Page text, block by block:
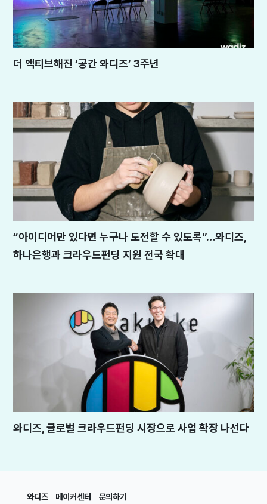
더 액티브해진 ‘공간 와디즈’ 3주년
“아이디어만 있다면 누구나 도전할 수 있도록”…와디즈,
하나은행과 크라우드펀딩 지원 전국 확대
와디즈, 글로벌 크라우드펀딩 시장으로 사업 확장 나선다
와디즈 메이커센터 문의하기